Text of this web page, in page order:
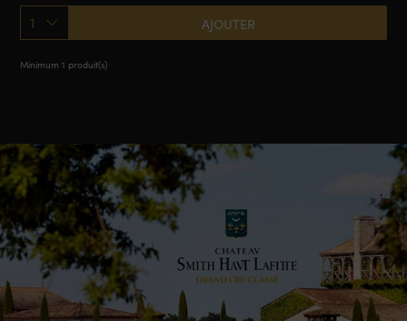
1 AJOUTER
Minimum 1 produit(s)